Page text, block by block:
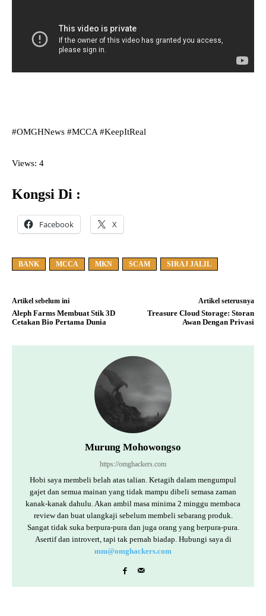
#OMGHNews #MCCA #KeepItReal
Views: 4
Kongsi Di :
Facebook X
BANK MCCA MKN SCAM SIRAJ JALIL
Artikel sebelum ini
Aleph Farms Membuat Stik 3D
Cetakan Bio Pertama Dunia
Artikel seterusnya
Treasure Cloud Storage: Storan
Awan Dengan Privasi
Murung Mohowongso
https://omghackers.com
Hobi saya membeli belah atas talian. Ketagih dalam mengumpul
gajet dan semua mainan yang tidak mampu dibeli semasa zaman
kanak-kanak dahulu. Akan ambil masa minima 2 minggu membaca
review dan buat ulangkaji sebelum membeli sebarang produk.
Sangat tidak suka berpura-pura dan juga orang yang berpura-pura.
Asertif dan introvert, tapi tak pernah biadap. Hubungi saya di
mm@omghackers.com